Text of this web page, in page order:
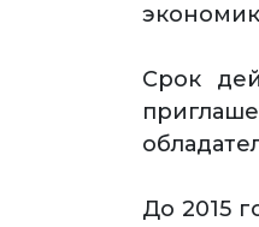
Срок
До 2015